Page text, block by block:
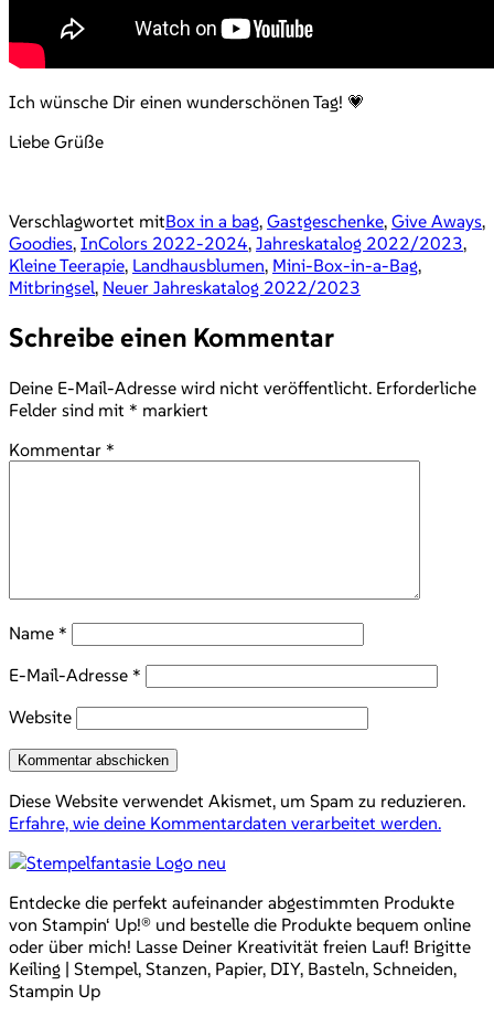
Ich wünsche Dir einen wunderschönen Tag! 💗
Liebe Grüße
Verschlagwortet mitBox in a bag, Gastgeschenke, Give Aways,
Goodies, InColors 2022-2024, Jahreskatalog 2022/2023,
Kleine Teerapie, Landhausblumen, Mini-Box-in-a-Bag,
Mitbringsel, Neuer Jahreskatalog 2022/2023
Schreibe einen Kommentar
Deine E-Mail-Adresse wird nicht veröffentlicht. Erforderliche
Felder sind mit * markiert
Kommentar *
Name *
E-Mail-Adresse *
Website
Diese Website verwendet Akismet, um Spam zu reduzieren.
Erfahre, wie deine Kommentardaten verarbeitet werden.
Entdecke die perfekt aufeinander abgestimmten Produkte
von Stampin‘ Up!® und bestelle die Produkte bequem online
oder über mich! Lasse Deiner Kreativität freien Lauf! Brigitte
Keiling | Stempel, Stanzen, Papier, DIY, Basteln, Schneiden,
Stampin Up